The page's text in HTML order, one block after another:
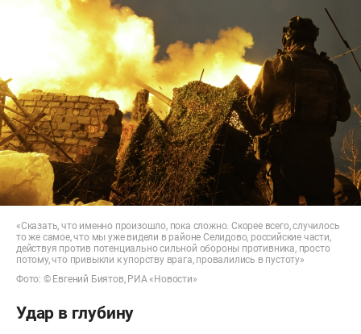
«Сказать, что именно произошло, пока сложно. Скорее всего, случилось
то же самое, что мы уже видели в районе Селидово, российские части,
действуя против потенциально сильной обороны противника, просто
потому, что привыкли к упорству врага, провалились в пустоту»
Фото: © Евгений Биятов, РИА «Новости»
Удар в глубину